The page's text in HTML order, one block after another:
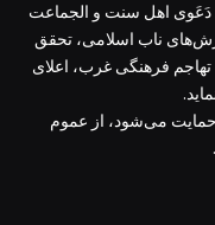
دَعَوی اهل سنت و الجماعت
ناب اسلامی، تحقق
فرهنگی غرب، اعلای
حمایت می‌شود، از عموم